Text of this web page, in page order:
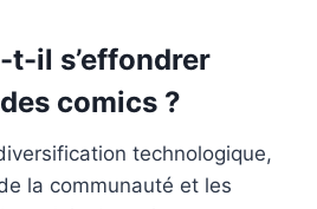
t-il s’effondrer
comics ?
technologique,
la communauté et les